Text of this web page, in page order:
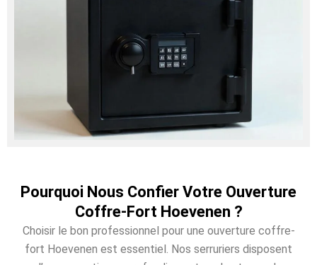
Pourquoi Nous Confier Votre Ouverture
Coffre-Fort Hoevenen ?
Choisir le bon professionnel pour une ouverture coffre-
fort Hoevenen est essentiel. Nos serruriers disposent